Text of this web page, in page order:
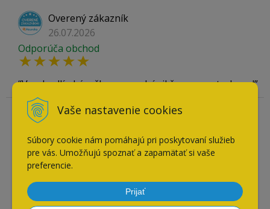
Vaše nastavenie cookies
Súbory cookie nám pomáhajú pri poskytovaní služieb
pre vás. Umožňujú spoznať a zapamätať si vaše
preferencie.
Prijať
Overený zákazník
26.07.2026
Odporúča obchod
V pohodlí obývačky som nakúpil čo som potreboval
21.07.2026
Odporúča obchod
Mali skladom tovar, ktorý som nevedel v iných
obchodoch kúpiť.